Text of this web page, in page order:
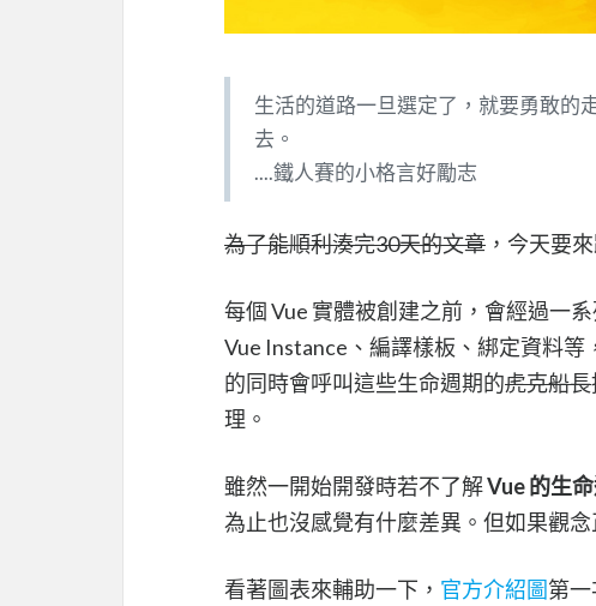
生活的道路一旦選定了，就要勇敢的
去。
....鐵人賽的小格言好勵志
為了能順利湊完30天的文章 ，今天要
每個 Vue 實體被創建之前，會經過一
Vue Instance、編譯樣板、綁定資料
的同時會呼叫這些生命週期的虎克船長
理。
雖然一開始開發時若不了解Vue 的生
為止也沒感覺有什麼差異。但如果觀
看著圖表來輔助一下， 官方介紹圖第